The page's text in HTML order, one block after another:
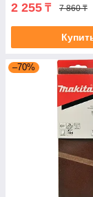
2 255 ₸ 7 860 ₸
–70%